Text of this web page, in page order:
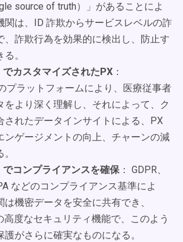
source of truth）」があることによ
関は、ID 詐欺からサービスレベルの詐
、詐欺行為を効果的に検出し、防止す
。
カスタマイズされたPX ：
プラットフォームにより、医療従事者
をより深く理解し、それによって、ク
されたデータインサイトによる、PX
ンゲージメントの向上、チャーンの減
コンプライアンスを確保： GDPR、
などのコンプライアンス基準によ
は機密データを安全に共有でき、
高度なセキュリティ機能で、このよう
護がさらに確実なものになる。